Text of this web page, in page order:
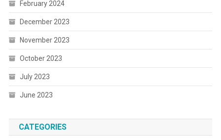
February 2024
December 2023
November 2023
October 2023
July 2023
June 2023
CATEGORIES